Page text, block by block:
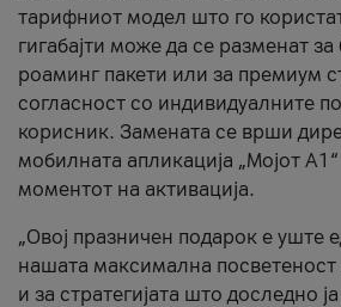
тарифниот модел што го
гигабајти може да се разменат за
роаминг пакети или за премиум
согласност со индивидуалните
корисник. Замената се врши
мобилната апликација „Мојот
моментот на активација.
„Овој празничен подарок е уште
нашата максимална
и за стратегијата што доследно